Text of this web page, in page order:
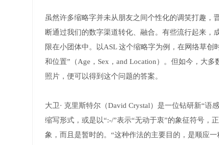
虽然许多缩略字并未从朋友之间个性化的调笑打趣
断通过我们的数字渠道转化、融合。有些流行起来
限在小团体中。以ASL 这个缩略字为例，在网络草
和位置”（Age，Sex，and Location）。但如今，大
照片，便可以得到这个问题的答案。
大卫· 克里斯特尔（David Crystal）是一位钻研新“语
缩写形式，或是以“:-/”表示“无动于衷”的象征符号，
象，而且是暂时的。“这种作法的主要目的，是顺应